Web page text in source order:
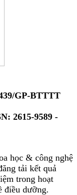
BTTTT
9589 -
học & công nghệ
tải kết quả
trong hoạt
điều dưỡng.